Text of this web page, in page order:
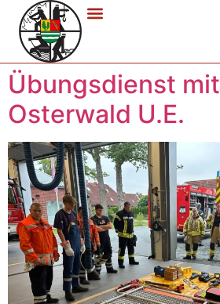
Übungsdienst mit
Osterwald U.E.